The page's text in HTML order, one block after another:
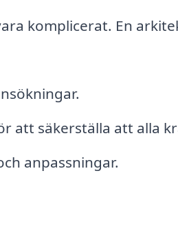
komplicerat. En
att säkerställa att alla
anpassningar.